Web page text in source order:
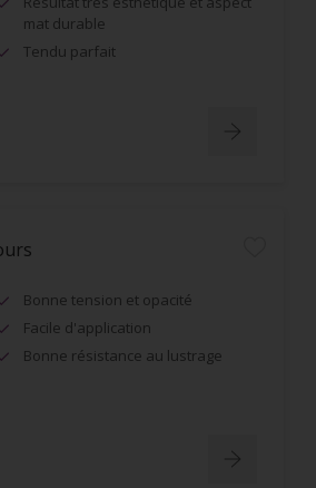
mat durable
Tendu parfait
Bonne tension et opacité
Facile d'application
Bonne résistance au lustrage